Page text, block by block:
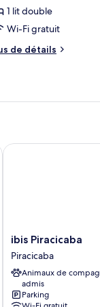
:
1 lit double
Wi-Fi gratuit
de détails
ibis
Piracicaba
Piracicaba
ibis Piracicaba
Piracicaba
Animaux de
admis
Parking
ibis Piracicaba